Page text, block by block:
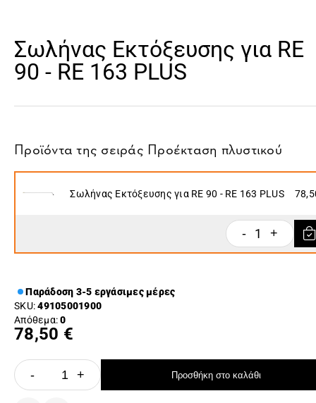
Σωλήνας Εκτόξευσης για RE
90 - RE 163 PLUS
Προϊόντα της σειράς Προέκταση πλυστικού
Σωλήνας Εκτόξευσης για RE 90 - RE 163 PLUS
- 1 +
Παράδοση 3-5 εργάσιμες μέρες
SKU:49105001900
Απόθεμα:0
78,50 €
- + Προσθήκη στο καλάθι